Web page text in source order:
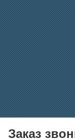
Заказ